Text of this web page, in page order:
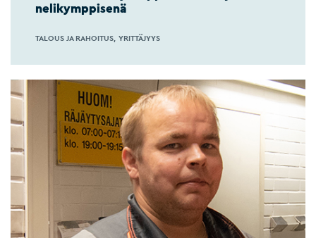
nelikymppisenä
TALOUS JA RAHOITUS YRITTÄJYYS